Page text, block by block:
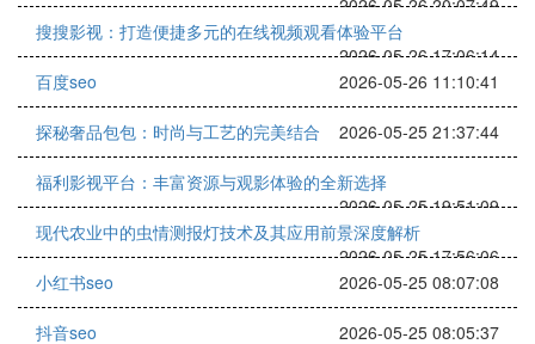
2026-05-26 20:07:49
搜搜影视：打造便捷多元的在线视频观看体验平台
2026-05-26 17:06:14
百度seo
2026-05-26 11:10:41
探秘奢品包包：时尚与工艺的完美结合 2026-05-25 21:37:44
福利影视平台：丰富资源与观影体验的全新选择
2026-05-25 19:51:09
现代农业中的虫情测报灯技术及其应用前景深度解析
2026-05-25 17:56:06
小红书seo
2026-05-25 08:07:08
抖音seo 2026-05-25 08:05:37